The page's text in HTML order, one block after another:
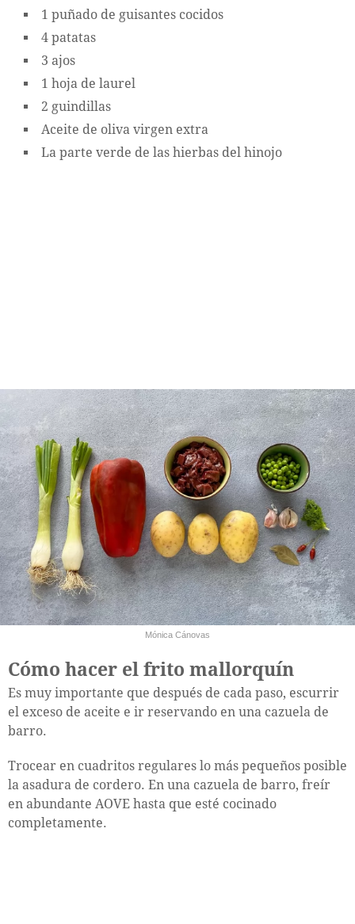
1 puñado de guisantes cocidos
4 patatas
3 ajos
1 hoja de laurel
2 guindillas
Aceite de oliva virgen extra
La parte verde de las hierbas del hinojo
Mónica Cánovas
Cómo hacer el frito mallorquín
Es muy importante que después de cada paso, escurrir
el exceso de aceite e ir reservando en una cazuela de
barro.
Trocear en cuadritos regulares lo más pequeños posible
la asadura de cordero. En una cazuela de barro, freír
en abundante AOVE hasta que esté cocinado
completamente.